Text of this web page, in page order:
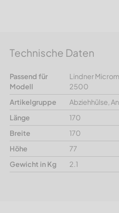
Technische Daten
Passend für
Modell
Lindner
2500
Artikelgruppe
Abziehhülse,
Länge
170
Breite
170
Höhe
77
Gewicht in Kg
2.1